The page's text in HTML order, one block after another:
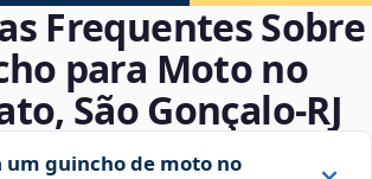
Frequentes Sobre
para Moto no
São Gonçalo‑RJ
um guincho de moto no